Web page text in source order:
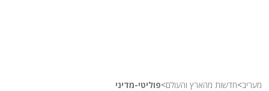
מעריב>חדשות מהארץ והעולם>פוליטי-מדיני